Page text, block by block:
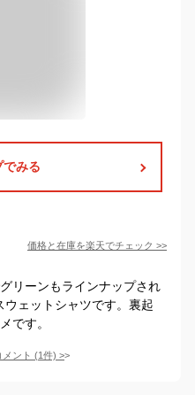
でみる
価格と在庫を楽天でチェック >>
リーンもラインナップされ
ェットシャツです。裏起
です。
ント (1件) >